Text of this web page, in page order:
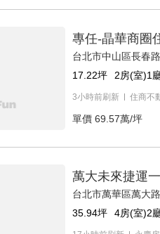
專任-晶華商圈
台北市中山區長春路
17.22坪 2房(室)1
3小時前刷新 住商不
單價 69.57萬/坪
萬大未來捷運
台北市萬華區萬大路
35.94坪 4房(室)2